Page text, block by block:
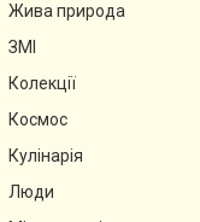
Жива природа
ЗМІ
Колекції
Космос
Кулінарія
Люди